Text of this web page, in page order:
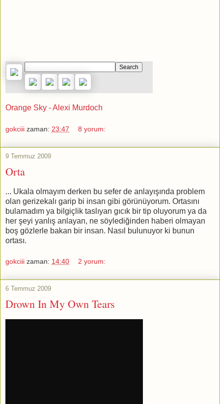
Orange Sky - Alexi Murdoch
gokciii zaman: 23:47 8 yorum:
9 Temmuz 2009
Orta
... Ukala olmayım derken bu sefer de anlayışında problem
olan gerizekalı garip bi insan gibi görünüyorum. Ortasını
bulamadım ya bilgiçlik taslıyan gıcık bir tip oluyorum ya da
her şeyi yanlış anlayan, ne söylediğinden haberi olmayan
boş gözlerle bakan bir insan. Nasıl bulunuyor ki bunun
ortası.
gokciii zaman: 14:40 2 yorum:
6 Temmuz 2009
Drown In My Own Tears